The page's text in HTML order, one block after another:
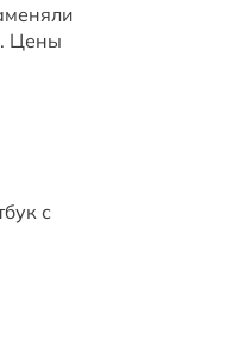
Цены
с